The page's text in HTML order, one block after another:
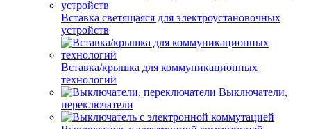
Вставка светящаяся для электроустановочных
устройств
Вставка/крышка для коммуникационных
технологий
Выключатели,
переключатели